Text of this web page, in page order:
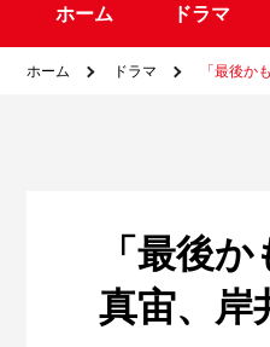
ホーム ドラマ
ホーム ドラマ 「最後か
「最後
真宙、岸